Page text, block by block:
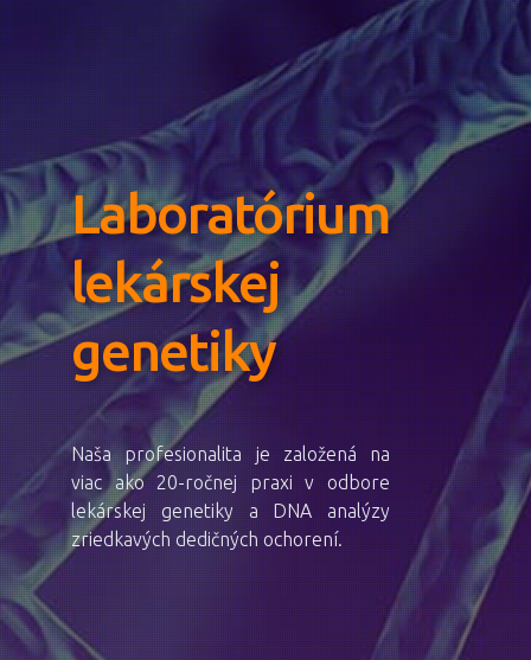
Laboratórium
lekárskej
genetiky
Naša profesionalita je založená na
viac ako 20-ročnej praxi v odbore
lekárskej genetiky a DNA analýzy
zriedkavých dedičných ochorení.